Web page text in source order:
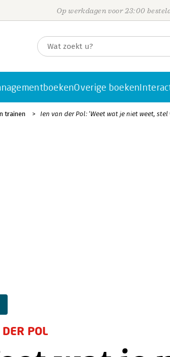
Op werkdagen voor 23:00
Overige boeken
trainen Ien van der Pol: ‘Weet wat je niet weet,
POL